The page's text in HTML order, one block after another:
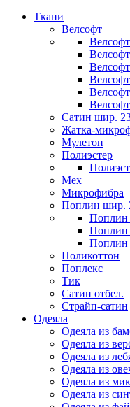
Ткани
Велсофт
Сатин шир.
Жатка-
Мулетон
Полиэстер
Мех
Микрофибра
Поплин шир.
Поплин
Поплин
Поплин
Поликоттон
Поплекс
Тик
Сатин отбел.
Страйп-сатин
Одеяла
Одеяла из
Одеяла из
Одеяла из
Одеяла из
Одеяла из
Одеяла из